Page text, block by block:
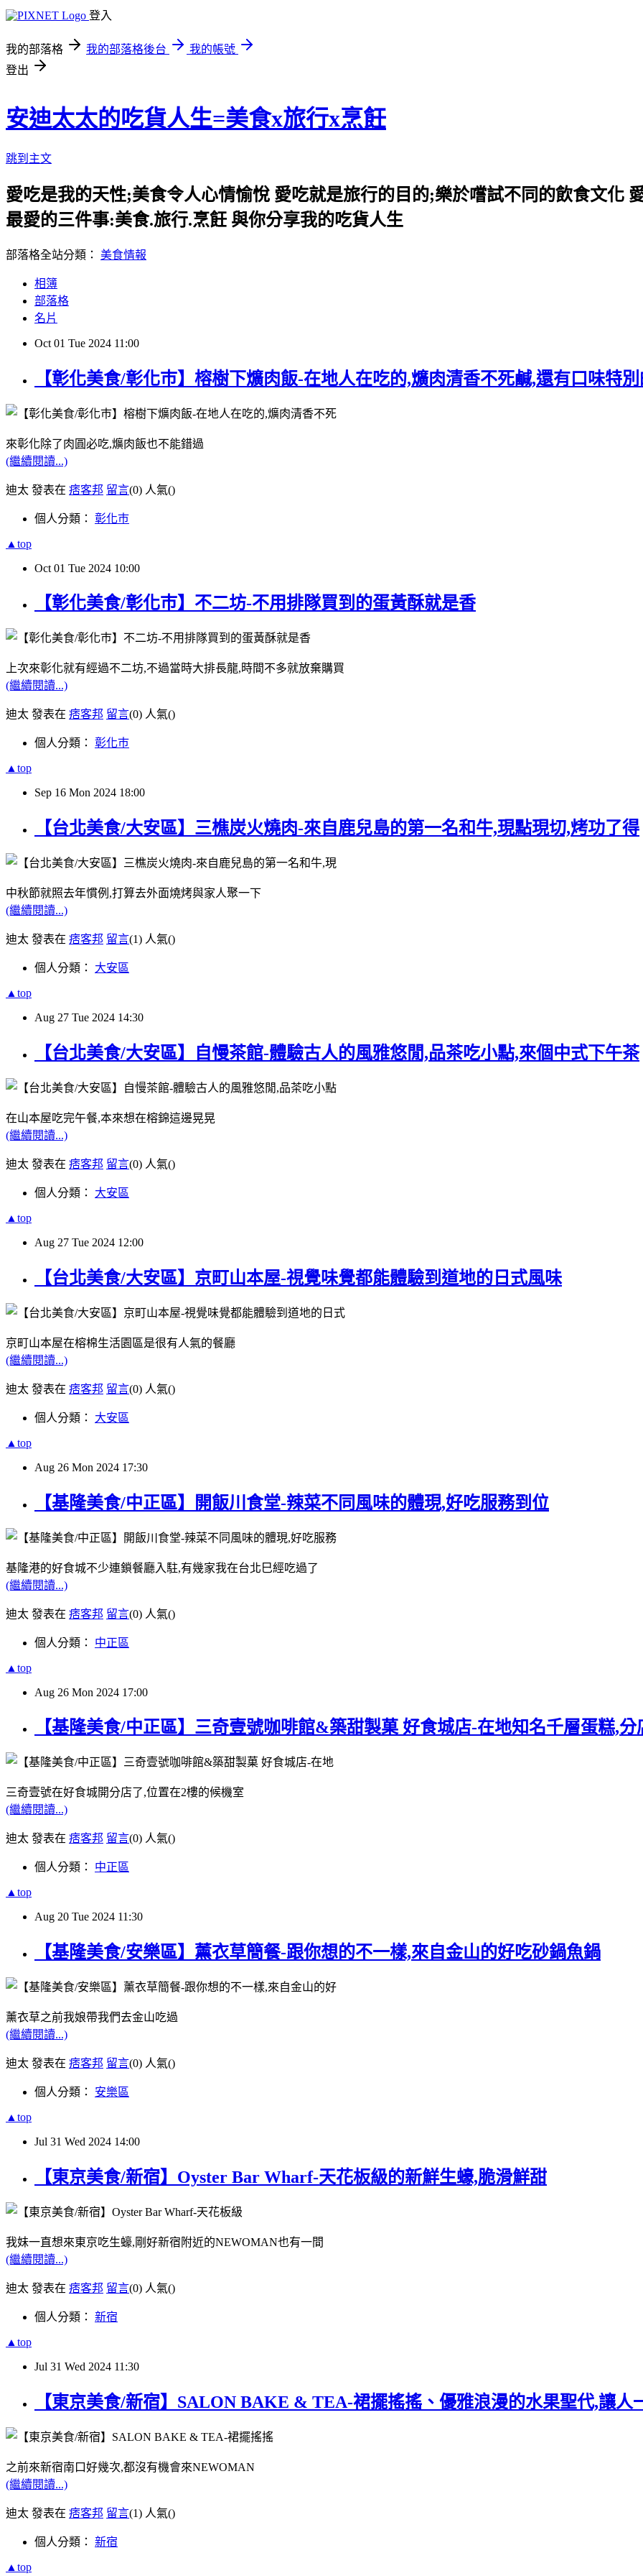
登入
我的部落格 我的部落格後台
我的帳號
登出
安迪太太的吃貨人生=美食x旅行x烹飪
跳到主文
愛吃是我的天性;美食令人心情愉悅 愛吃就是旅行的目的;樂於嚐試不同的飲食文化
最愛的三件事:美食.旅行.烹飪 與你分享我的吃貨人生
部落格全站分類： 美食情報
相簿
部落格
名片
Oct 01 Tue 2024 11:00
【彰化美食/彰化巿】榕樹下爌肉飯-在地人在吃的,爌肉清香不死鹹,還有口味特
來彰化除了肉圓必吃,爌肉飯也不能錯過
(繼續閱讀...)
迪太 發表在 痞客邦 留言(0) 人氣()
個人分類： 彰化巿
▲top
Oct 01 Tue 2024 10:00
【彰化美食/彰化巿】不二坊-不用排隊買到的蛋黃酥就是香
上次來彰化就有經過不二坊,不過當時大排長龍,時間不多就放棄購買
(繼續閱讀...)
迪太 發表在 痞客邦 留言(0) 人氣()
個人分類： 彰化巿
▲top
Sep 16 Mon 2024 18:00
【台北美食/大安區】三樵炭火燒肉-來自鹿兒島的第一名和牛,現點現切,烤功了得
中秋節就照去年慣例,打算去外面燒烤與家人聚一下
(繼續閱讀...)
迪太 發表在 痞客邦 留言(1) 人氣()
個人分類： 大安區
▲top
Aug 27 Tue 2024 14:30
【台北美食/大安區】自慢茶館-體驗古人的風雅悠閒,品茶吃小點,來個中式下午茶
在山本屋吃完午餐,本來想在榕錦這邊晃晃
(繼續閱讀...)
迪太 發表在 痞客邦 留言(0) 人氣()
個人分類： 大安區
▲top
Aug 27 Tue 2024 12:00
【台北美食/大安區】京町山本屋-視覺味覺都能體驗到道地的日式風味
京町山本屋在榕棉生活園區是很有人氣的餐廳
(繼續閱讀...)
迪太 發表在 痞客邦 留言(0) 人氣()
個人分類： 大安區
▲top
Aug 26 Mon 2024 17:30
【基隆美食/中正區】開飯川食堂-辣菜不同風味的體現,好吃服務到位
基隆港的好食城不少連鎖餐廳入駐,有幾家我在台北巳經吃過了
(繼續閱讀...)
迪太 發表在 痞客邦 留言(0) 人氣()
個人分類： 中正區
▲top
Aug 26 Mon 2024 17:00
【基隆美食/中正區】三奇壹號咖啡館&築甜製菓 好食城店-在地知名千層蛋糕,分
三奇壹號在好食城開分店了,位置在2樓的候機室
(繼續閱讀...)
迪太 發表在 痞客邦 留言(0) 人氣()
個人分類： 中正區
▲top
Aug 20 Tue 2024 11:30
【基隆美食/安樂區】薰衣草簡餐-跟你想的不一樣,來自金山的好吃砂鍋魚鍋
薰衣草之前我娘帶我們去金山吃過
(繼續閱讀...)
迪太 發表在 痞客邦 留言(0) 人氣()
個人分類： 安樂區
▲top
Jul 31 Wed 2024 14:00
【東京美食/新宿】Oyster Bar Wharf-天花板級的新鮮生蠔,脆滑鮮甜
我妹一直想來東京吃生蠔,剛好新宿附近的NEWOMAN也有一間
(繼續閱讀...)
迪太 發表在 痞客邦 留言(0) 人氣()
個人分類： 新宿
▲top
Jul 31 Wed 2024 11:30
【東京美食/新宿】SALON BAKE & TEA-裙擺搖搖、優雅浪漫的水果聖代,讓人
之前來新宿南口好幾次,都沒有機會來NEWOMAN
(繼續閱讀...)
迪太 發表在 痞客邦 留言(1) 人氣()
個人分類： 新宿
▲top